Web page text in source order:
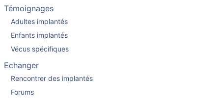
Témoignages
Adultes implantés
Enfants implantés
Vécus spécifiques
Echanger
Rencontrer des implantés
Forums